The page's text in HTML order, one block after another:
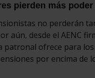
pierden más
no perderán
aún, desde el AENC
patronal ofrece para
por encima de